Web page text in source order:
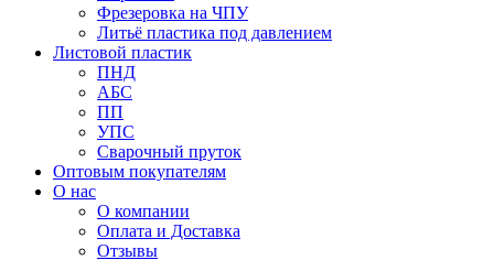
Фрезеровка на ЧПУ
Литьё пластика под давлением
Листовой пластик
ПНД
АБС
ПП
УПС
Сварочный пруток
Оптовым покупателям
О нас
О компании
Оплата и Доставка
Отзывы